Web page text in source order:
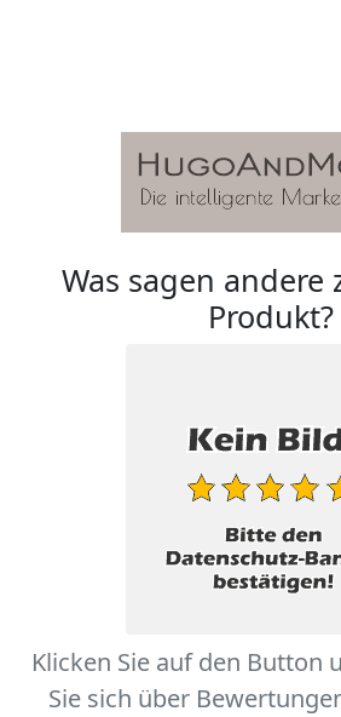
Was sagen andere
Produkt?
Klicken Sie auf den Button
Sie sich über